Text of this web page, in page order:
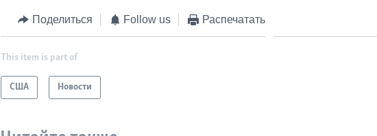
Поделиться Follow us Распечатать
This item is part of
США Новости